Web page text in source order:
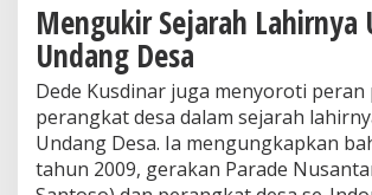
u
h
Mengukir Sejarah Lahirnya
Undang Desa
Dede Kusdinar juga menyoroti
perangkat desa dalam sejarah
Undang Desa. Ia mengungkapkan
tahun 2009, gerakan Parade